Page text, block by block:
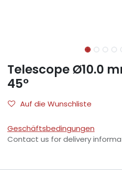
Telescope Ø10.0
45°
Auf die Wunschliste
Geschäftsbedingungen
Contact us for delivery